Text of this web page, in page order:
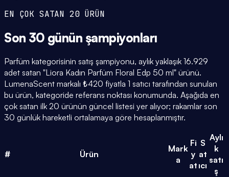
EN ÇOK SATAN 20 ÜRÜN
Son 30 günün şampiyonları
Parfüm kategorisinin satış şampiyonu, aylık yaklaşık 16.929
adet satan "Liora Kadın Parfüm Floral Edp 50 ml" ürünü.
LumenaScent markalı ₺420 fiyatla 1 satıcı tarafından sunulan
bu ürün, kategoride referans noktası konumunda. Aşağıda en
çok satan ilk 20 ürünün güncel listesi yer alıyor; rakamlar son
30 günlük hareketli ortalamaya göre hesaplanmıştır.
# Ürün
Mark
a
Fi
y
at
S
at
ıcı
Aylı
k
satı
ş